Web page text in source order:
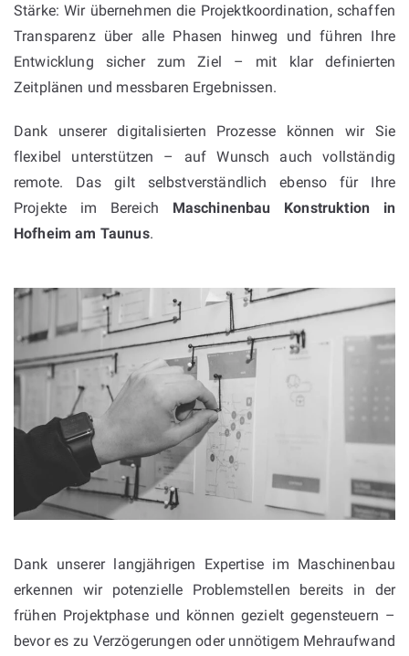
Stärke: Wir übernehmen die Projektkoordination, schaffen
Transparenz über alle Phasen hinweg und führen Ihre
Entwicklung sicher zum Ziel – mit klar definierten
Zeitplänen und messbaren Ergebnissen.
Dank unserer digitalisierten Prozesse können wir Sie
flexibel unterstützen – auf Wunsch auch vollständig
remote. Das gilt selbstverständlich ebenso für Ihre
Projekte im Bereich Maschinenbau Konstruktion in
Hofheim am Taunus.
Dank unserer langjährigen Expertise im Maschinenbau
erkennen wir potenzielle Problemstellen bereits in der
frühen Projektphase und können gezielt gegensteuern –
bevor es zu Verzögerungen oder unnötigem Mehraufwand